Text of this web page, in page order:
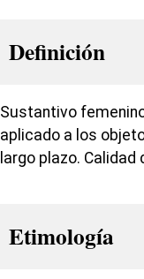
Definición
Sustantivo
aplicado a los
largo plazo.
Etimología